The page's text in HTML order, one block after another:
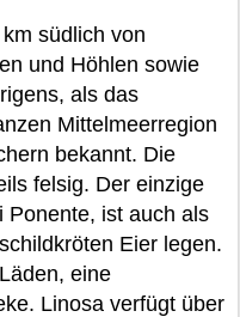
südlich von
und Höhlen sowie
als das
Mittelmeerregion
bekannt. Die
felsig. Der einzige
Ponente, ist auch als
Eier legen.
eine
Linosa verfügt über